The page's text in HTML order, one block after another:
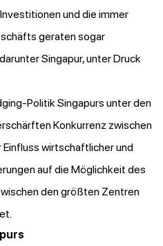
und die immer
geraten sogar
Singapur, unter Druck
Politik Singapurs unter den
Konkurrenz zwischen
Einfluss wirtschaftlicher und
auf die Möglichkeit des
den größten Zentren